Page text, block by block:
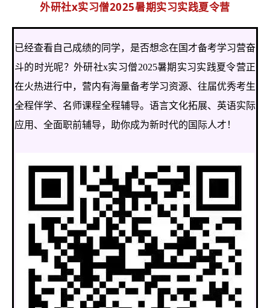
外研社x实习僧2025暑期实习实践夏令营
已经查看自己成绩的同学，是否想念在国才备考学习营奋
斗的时光呢？外研社x实习僧2025暑期实习实践夏令营正
在火热进行中，营内有海量备考学习资源、往届优秀考生
全程伴学、名师课程全程辅导。语言文化拓展、英语实际
应用、全面职前辅导，助你成为新时代的国际人才！